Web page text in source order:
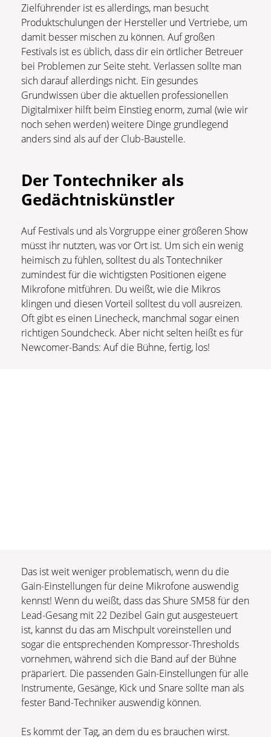
Zielführender ist es allerdings, man besucht
Produktschulungen der Hersteller und Vertriebe, um
damit besser mischen zu können. Auf großen
Festivals ist es üblich, dass dir ein örtlicher Betreuer
bei Problemen zur Seite steht. Verlassen sollte man
sich darauf allerdings nicht. Ein gesundes
Grundwissen über die aktuellen professionellen
Digitalmixer hilft beim Einstieg enorm, zumal (wie wir
noch sehen werden) weitere Dinge grundlegend
anders sind als auf der Club-Baustelle.
Der Tontechniker als
Gedächtniskünstler
Auf Festivals und als Vorgruppe einer größeren Show
müsst ihr nutzten, was vor Ort ist. Um sich ein wenig
heimisch zu fühlen, solltest du als Tontechniker
zumindest für die wichtigsten Positionen eigene
Mikrofone mitführen. Du weißt, wie die Mikros
klingen und diesen Vorteil solltest du voll ausreizen.
Oft gibt es einen Linecheck, manchmal sogar einen
richtigen Soundcheck. Aber nicht selten heißt es für
Newcomer-Bands: Auf die Bühne, fertig, los!
Das ist weit weniger problematisch, wenn du die
Gain-Einstellungen für deine Mikrofone auswendig
kennst! Wenn du weißt, dass das Shure SM58 für den
Lead-Gesang mit 22 Dezibel Gain gut ausgesteuert
ist, kannst du das am Mischpult voreinstellen und
sogar die entsprechenden Kompressor-Thresholds
vornehmen, während sich die Band auf der Bühne
präpariert. Die passenden Gain-Einstellungen für alle
Instrumente, Gesänge, Kick und Snare sollte man als
fester Band-Techniker auswendig können.
Es kommt der Tag, an dem du es brauchen wirst.